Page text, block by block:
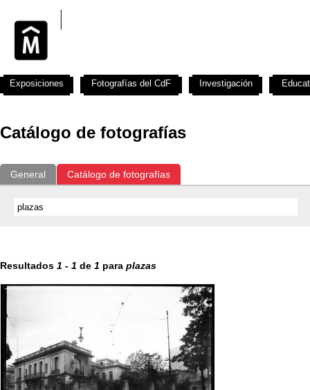
Catálogo de fotografías
General Catálogo de fotografías
Resultados 1 - 1 de 1 para plazas
Exposiciones Fotografías del CdF Investigación